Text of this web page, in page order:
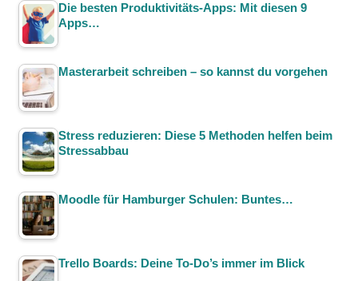
Die besten Produktivitäts-Apps: Mit diesen 9
Apps…
Masterarbeit schreiben – so kannst du vorgehen
Stress reduzieren: Diese 5 Methoden helfen beim
Stressabbau
Moodle für Hamburger Schulen: Buntes…
Trello Boards: Deine To-Do’s immer im Blick